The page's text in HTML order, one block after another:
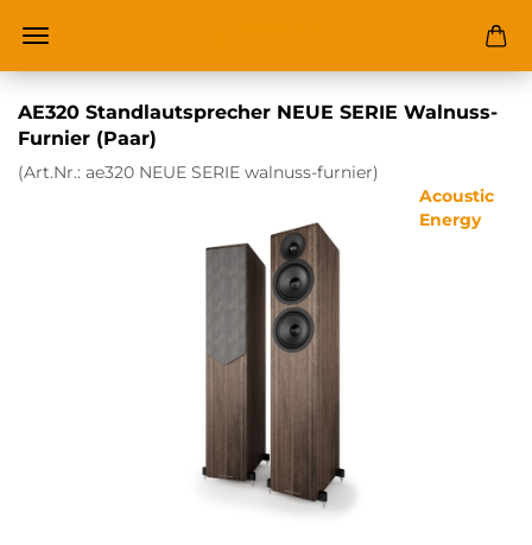
AE320 Standlautsprecher NEUE SERIE Walnuss-
Furnier (Paar)
(Art.Nr.: ae320 NEUE SERIE walnuss-furnier)
Acoustic
Energy